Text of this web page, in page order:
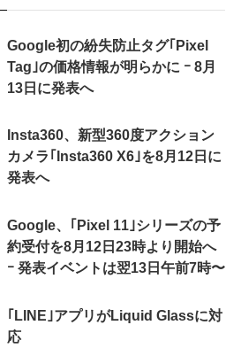
Google初の紛失防止タグ｢Pixel
Tag｣の価格情報が明らかに ｰ 8月
13日に発表へ
Insta360、新型360度アクション
カメラ｢Insta360 X6｣を8月12日に
発表へ
Google、｢Pixel 11｣シリーズの予
約受付を8月12日23時より開始へ
ｰ 発表イベントは翌13日午前7時〜
｢LINE｣アプリがLiquid Glassに対
応